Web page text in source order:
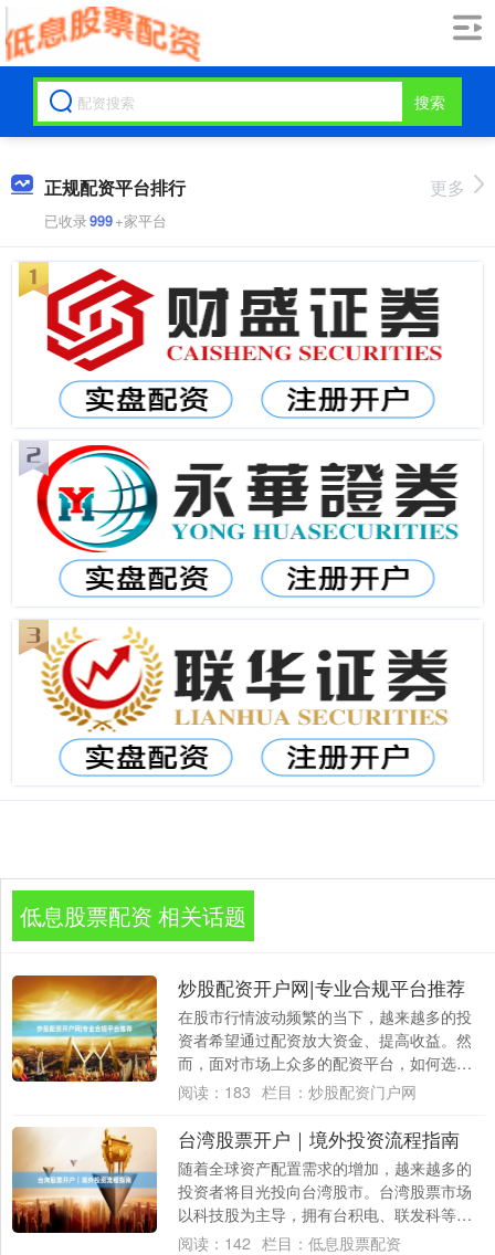
搜索
正规配资平台排行
已收录999+家平台
更多
低息股票配资 相关话题
炒股配资开户网|专业合规平台推荐
在股市行情波动频繁的当下，越来越多的投
资者希望通过配资放大资金、提高收益。然
而，面对市场上众多的配资平台，如何选择
一个专业、合规、安全的炒股配资开户网，
阅读： 183 栏目： 炒股配资门户网
台湾股票开户｜境外投资流程指南
随着全球资产配置需求的增加，越来越多的
投资者将目光投向台湾股市。台湾股票市场
以科技股为主导，拥有台积电、联发科等全
球知名企业炒股配资论坛，吸引了大量境外
阅读： 142 栏目： 低息股票配资